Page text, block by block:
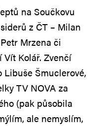
na Součkovu
z ČT – Milan
Mrzena či
Kolář. Zvenčí
Šmuclerové,
TV NOVA za
(pak působila
ale nemyslím,